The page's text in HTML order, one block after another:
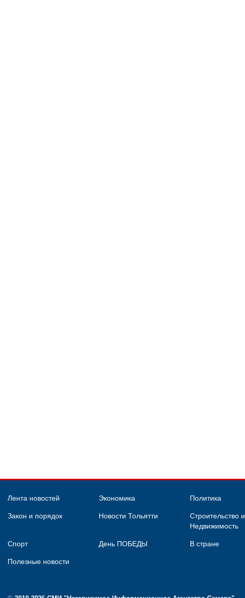
Лента новостей Экономика Политика
Закон и порядок Новости Тольятти
Строительство и
Недвижимость
Спорт День ПОБЕДЫ В стране
Полезные новости